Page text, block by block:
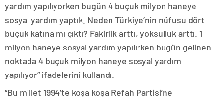
yardım yapılıyorken bugün 4 buçuk milyon haneye
sosyal yardım yaptık. Neden Türkiye’nin nüfusu dört
buçuk katına mı çıktı? Fakirlik arttı, yoksulluk arttı. 1
milyon haneye sosyal yardım yapılırken bugün gelinen
noktada 4 buçuk milyon haneye sosyal yardım
yapılıyor” ifadelerini kullandı.
“Bu millet 1994’te koşa koşa Refah Partisi’ne